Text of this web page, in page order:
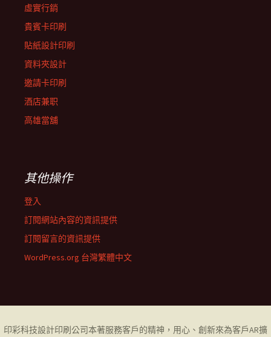
虛實行銷
貴賓卡印刷
貼紙設計印刷
資料夾設計
邀請卡印刷
酒店兼职
高雄當舖
其他操作
登入
訂閱網站內容的資訊提供
訂閱留言的資訊提供
WordPress.org 台灣繁體中文
印彩科技設計印刷公司本著服務客戶的精神，用心、創新來為客戶AR擴